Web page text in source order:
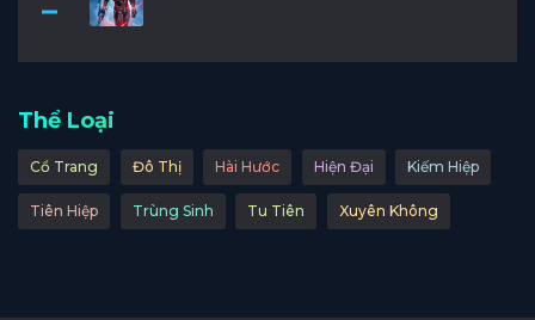
Thể Loại
Cổ Trang Đô Thị Hài Hước Hiện Đại Kiếm Hiệp
Tiên Hiệp Trùng Sinh Tu Tiên Xuyên Không